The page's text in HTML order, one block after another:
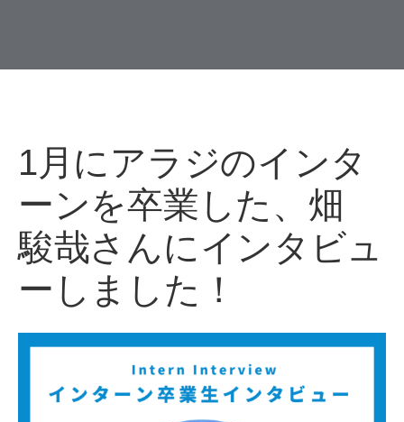
1月にアラジのインタ
ーンを卒業した、畑
駿哉さんにインタビュ
ーしました！